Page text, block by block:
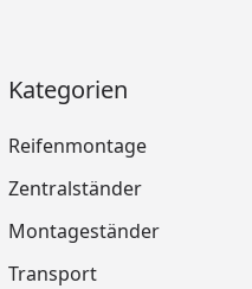
Kategorien
Reifenmontage
Zentralständer
Montageständer
Transport